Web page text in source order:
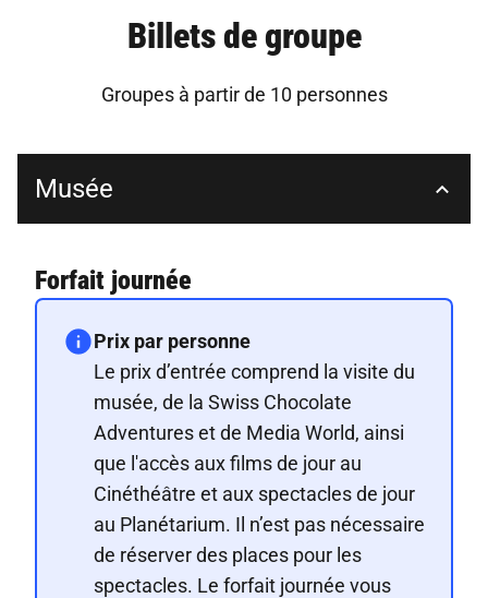
Billets de groupe
Groupes à partir de 10 personnes
Musée
Forfait journée
Prix par personne
Le prix d’entrée comprend la visite du
musée, de la Swiss Chocolate
Adventures et de Media World, ainsi
que l'accès aux films de jour au
Cinéthéâtre et aux spectacles de jour
au Planétarium. Il n’est pas nécessaire
de réserver des places pour les
spectacles. Le forfait journée vous